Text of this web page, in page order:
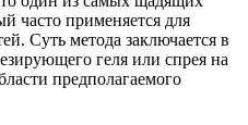
часто применяется для
Суть метода заключается в
геля или спрея на
предполагаемого